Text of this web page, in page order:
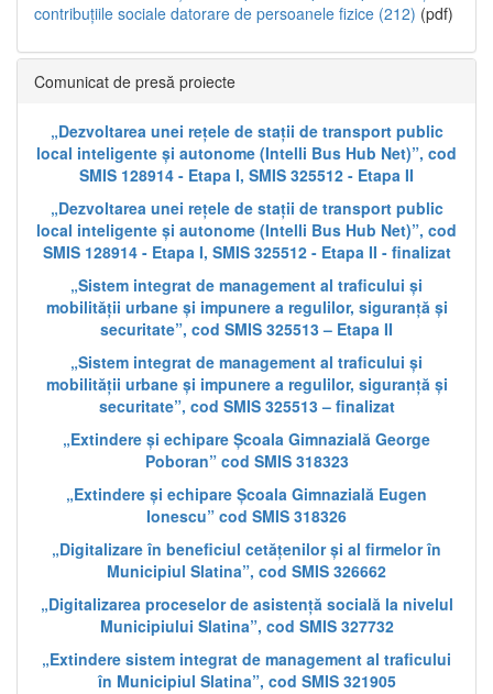
contribuțiile sociale datorare de persoanele fizice (212) (pdf)
Comunicat de presă proiecte
„Dezvoltarea unei rețele de stații de transport public
local inteligente și autonome (Intelli Bus Hub Net)”, cod
SMIS 128914 - Etapa I, SMIS 325512 - Etapa II
„Dezvoltarea unei rețele de stații de transport public
local inteligente și autonome (Intelli Bus Hub Net)”, cod
SMIS 128914 - Etapa I, SMIS 325512 - Etapa II - finalizat
„Sistem integrat de management al traficului și
mobilității urbane și impunere a regulilor, siguranță și
securitate”, cod SMIS 325513 – Etapa II
„Sistem integrat de management al traficului și
mobilității urbane și impunere a regulilor, siguranță și
securitate”, cod SMIS 325513 – finalizat
„Extindere și echipare Școala Gimnazială George
Poboran” cod SMIS 318323
„Extindere și echipare Școala Gimnazială Eugen
Ionescu” cod SMIS 318326
„Digitalizare în beneficiul cetățenilor și al firmelor în
Municipiul Slatina”, cod SMIS 326662
„Digitalizarea proceselor de asistență socială la nivelul
Municipiului Slatina”, cod SMIS 327732
„Extindere sistem integrat de management al traficului
în Municipiul Slatina”, cod SMIS 321905